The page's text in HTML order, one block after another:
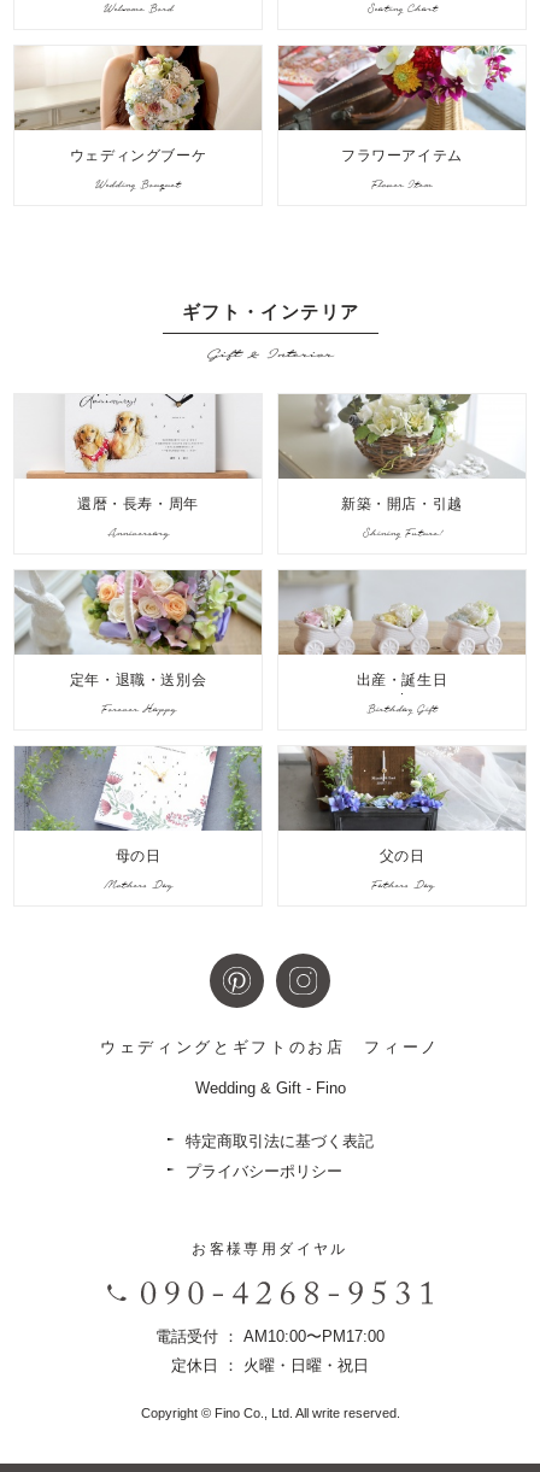
Welcome Bord Seating Chart
ウェディングブーケ
Wedding Bouquet
フラワーアイテム
Flower Item
ギフト・インテリア
Gift & Interior
還暦・長寿・周年
Anniversary
新築・開店・引越
Shining Future!
定年・退職・送別会
Forever Happy
出産・誕生日
Birthday Gift
母の日
Mothers Day
父の日
Fathers Day
ウェディングとギフトのお店 フィーノ
Wedding & Gift - Fino
特定商取引法に基づく表記
プライバシーポリシー
お客様専用ダイヤル
電話受付 ： AM10:00〜PM17:00
定休日 ： 火曜・日曜・祝日
Copyright © Fino Co., Ltd. All write reserved.